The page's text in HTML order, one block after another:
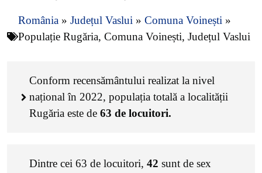
România » Județul Vaslui » Comuna Voinești »
Populație Rugăria, Comuna Voinești, Județul Vaslui
Conform recensământului realizat la nivel
național în 2022, populația totală a localității
Rugăria este de 63 de locuitori.
Dintre cei 63 de locuitori, 42 sunt de sex